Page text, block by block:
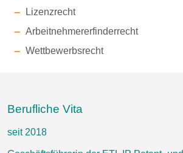
Lizenzrecht
Arbeitnehmererfinderrecht
Wettbewerbsrecht
Berufliche Vita
seit 2018